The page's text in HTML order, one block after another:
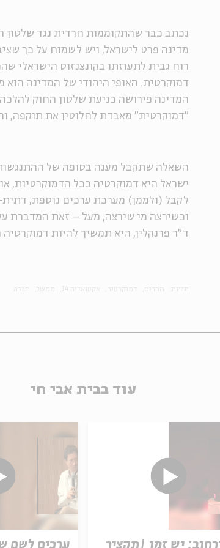
נכתב כבר שהתקוממות חרדית נגד
מדינה פרט לישראל, ויש לשמוח על כך
רוח גבית לתעוזתו בקונצנזוס הישראלי
דמוקרטית. האופי היהודי של המדינה הוא
המדינה פירושה כניעת שלטון החוק
"דמוקרטית" מאבדת לחלוטין את תוקפה,
השאלה שתקבל מענה בסופה של
ישראל היא דמוקרטיה ככל הדמוקרטיות,
לקבל (ולממן) מערכת ערכים נוספת,
וכשירצה מי שירצה, מעל – זאת המדברת
ד"ר פרנקלין, היא תמשיך להיות
עוד בבית אבי חי
ערכים לשם יש זמן |תקציר